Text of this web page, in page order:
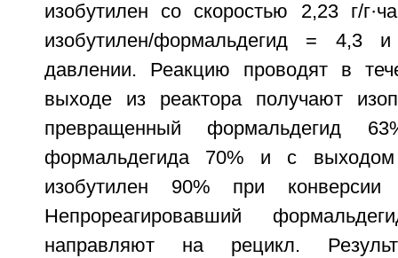
изобутилен со скоростью 2,23 г/
изобутилен/формальдегид = 4,3
давлении. Реакцию проводят в
выходе из реактора получают
превращенный формальдегид
формальдегида 70% и с
изобутилен 90% при конверсии
Непрореагировавший
направляют на рецикл.